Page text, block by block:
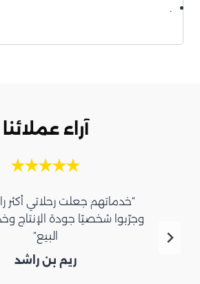
.
آراء عملائنا
“خدماتهم جعلت رحلاتي أكثر
وجرّبوا شخصيًا جودة الإنتاج
البيع”
ريم بن راشد